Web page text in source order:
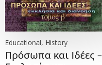
Educational, History
Πρόσωπα και Ιδέες –